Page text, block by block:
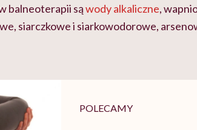
balneoterapii sąwody alkaliczne,
siarczkowe i siarkowodorowe,
POLECAMY